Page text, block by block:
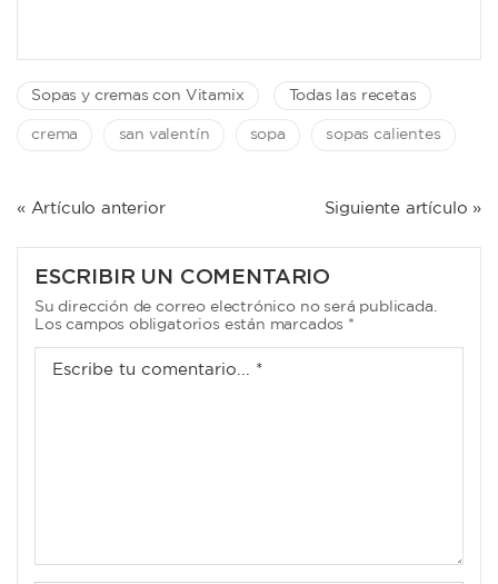
Sopas y cremas con Vitamix Todas las recetas
crema san valentín sopa sopas calientes
NAVEGACIÓN
ENTRADAS
« Artículo anterior Siguiente artículo »
ESCRIBIR UN COMENTARIO
Su dirección de correo electrónico no será publicada.
Los campos obligatorios están marcados *